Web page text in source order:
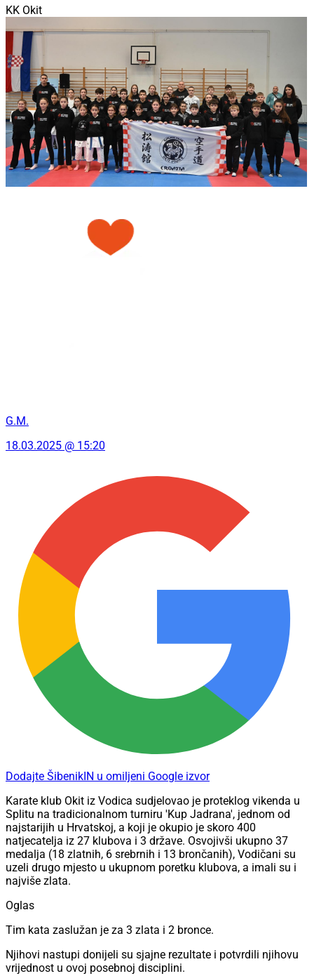
KK Okit
G.M.
18.03.2025 @ 15:20
Dodajte ŠibenikIN u omiljeni Google izvor
Karate klub Okit iz Vodica sudjelovao je proteklog vikenda u
Splitu na tradicionalnom turniru 'Kup Jadrana', jednom od
najstarijih u Hrvatskoj, a koji je okupio je skoro 400
natjecatelja iz 27 klubova i 3 države. Osvojivši ukupno 37
medalja (18 zlatnih, 6 srebrnih i 13 brončanih), Vodičani su
uzeli drugo mjesto u ukupnom poretku klubova, a imali su i
najviše zlata.
Oglas
Tim kata zaslužan je za 3 zlata i 2 bronce.
Njihovi nastupi donijeli su sjajne rezultate i potvrdili njihovu
vrijednost u ovoj posebnoj disciplini.